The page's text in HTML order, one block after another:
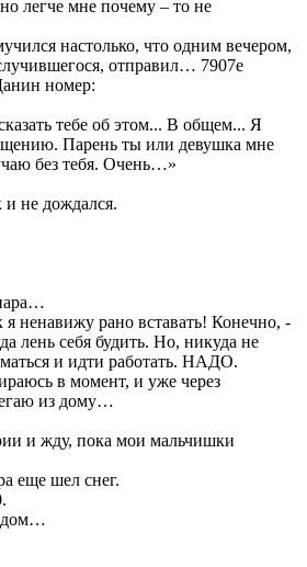
легче мне почему – то не
настолько, что одним вечером,
отправил… 7907е
номер:
тебе об этом... В общем... Я
Парень ты или девушка мне
без тебя. Очень…»
и не дождался.
ненавижу рано вставать! Конечно, -
лень себя будить. Но, никуда не
и идти работать. НАДО.
в момент, и уже через
из дому…
и жду, пока мои мальчишки
еще шел снег.